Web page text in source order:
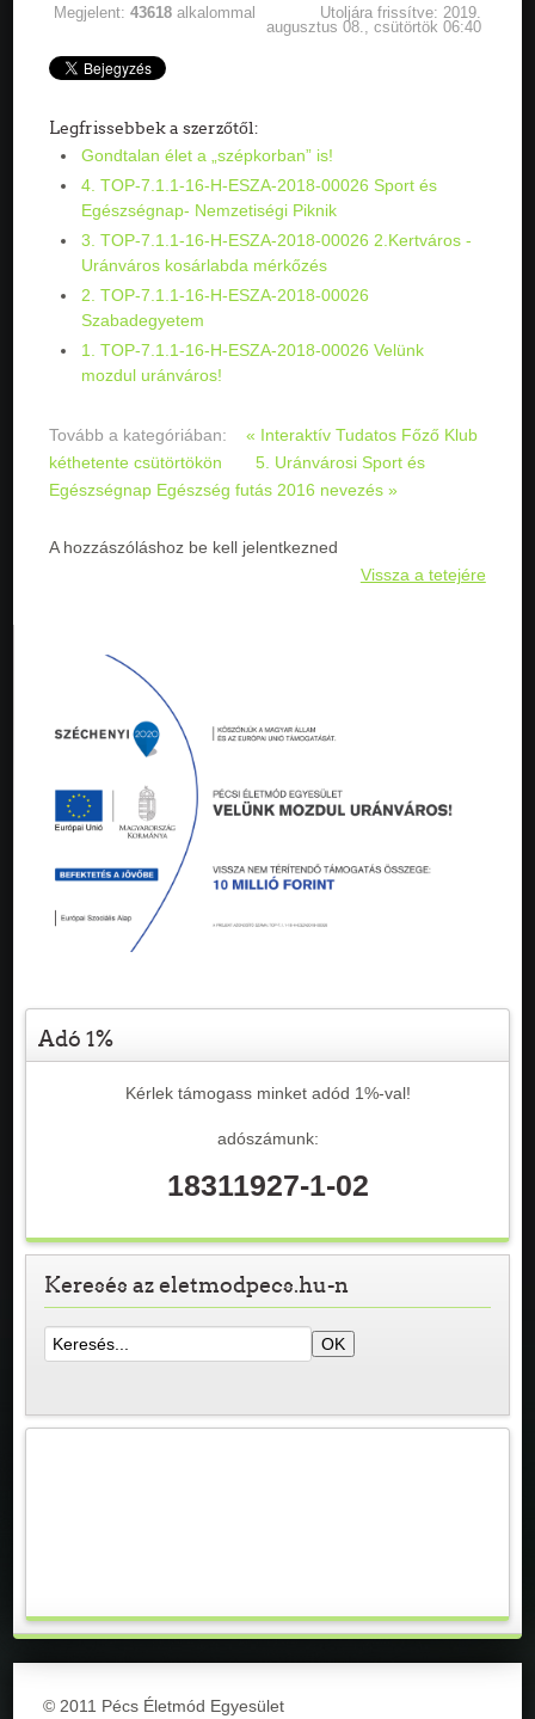
Megjelent:43618 alkalommal
Utoljára frissítve: 2019.
augusztus 08., csütörtök 06:40
Legfrissebbek a szerzőtől:
Gondtalan élet a „szépkorban” is!
4. TOP-7.1.1-16-H-ESZA-2018-00026 Sport és
Egészségnap- Nemzetiségi Piknik
3. TOP-7.1.1-16-H-ESZA-2018-00026 2.Kertváros -
Uránváros kosárlabda mérkőzés
2. TOP-7.1.1-16-H-ESZA-2018-00026
Szabadegyetem
1. TOP-7.1.1-16-H-ESZA-2018-00026 Velünk
mozdul uránváros!
Tovább a kategóriában:
« Interaktív Tudatos Főző Klub
kéthetente csütörtökön
5. Uránvárosi Sport és
Egészségnap Egészség futás 2016 nevezés »
A hozzászóláshoz be kell jelentkezned
Vissza a tetejére
Adó 1%
Kérlek támogass minket adód 1%-val!
adószámunk:
18311927-1-02
Keresés az eletmodpecs.hu-n
© 2011 Pécs Életmód Egyesület